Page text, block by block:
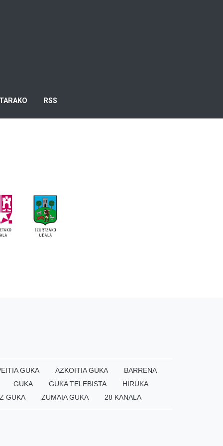
RSS
GUKA AZKOITIA GUKA
BARRENA
GUKA
GUKA TELEBISTA
HIRUKA
GUKA
ZUMAIA GUKA 28 KANALA